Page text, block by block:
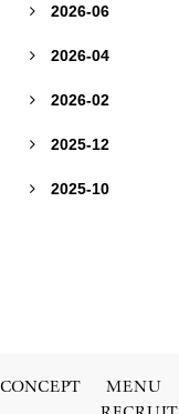
 2026-06
 2026-04
 2026-02
 2025-12
 2025-10
CONCEPT MENU